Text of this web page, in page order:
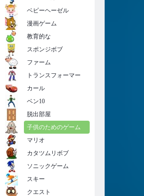
ベビーヘーゼル
漫画ゲーム
教育的な
スポンジボブ
ファーム
トランスフォーマー
カール
ベン10
脱出部屋
子供のためのゲーム
マリオ
カタツムリボブ
ソニックゲーム
スキー
クエスト